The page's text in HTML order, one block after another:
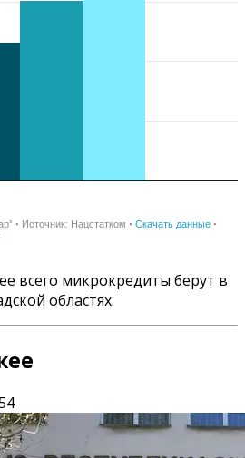
всего микрокредиты берут в
областях.